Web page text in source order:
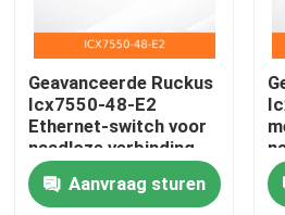
Huis
Producten
Geavanceerde Ruckus
Icx7550-48-E2
Ethernet-switch voor
naadloze verbinding
Aanvraag sturen